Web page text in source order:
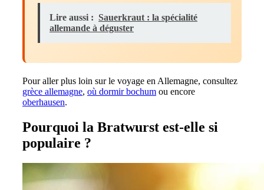
Lire aussi : Sauerkraut : la spécialité
allemande à déguster
Pour aller plus loin sur le voyage en Allemagne, consultez
grèce allemagne, où dormir bochum ou encore
oberhausen.
Pourquoi la Bratwurst est-elle si
populaire ?